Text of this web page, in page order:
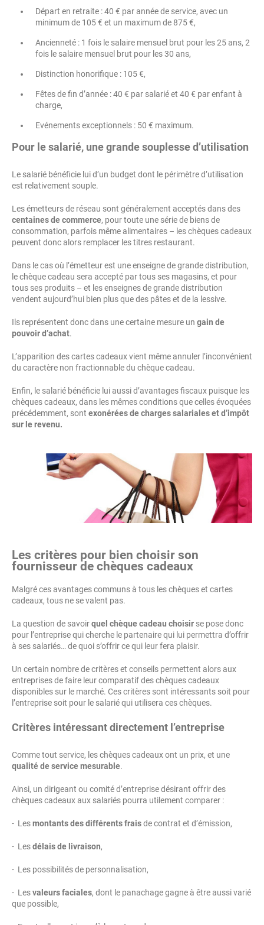
Départ en retraite : 40 € par année de service, avec un
minimum de 105 € et un maximum de 875 €,
Ancienneté : 1 fois le salaire mensuel brut pour les 25 ans, 2
fois le salaire mensuel brut pour les 30 ans,
Distinction honorifique : 105 €,
Fêtes de fin d’année : 40 € par salarié et 40 € par enfant à
charge,
Evénements exceptionnels : 50 € maximum.
Pour le salarié, une grande souplesse d’utilisation
Le salarié bénéficie lui d’un budget dont le périmètre d’utilisation
est relativement souple.
Les émetteurs de réseau sont généralement acceptés dans des
centaines de commerce, pour toute une série de biens de
consommation, parfois même alimentaires – les chèques cadeaux
peuvent donc alors remplacer les titres restaurant.
Dans le cas où l’émetteur est une enseigne de grande distribution,
le chèque cadeau sera accepté par tous ses magasins, et pour
tous ses produits – et les enseignes de grande distribution
vendent aujourd’hui bien plus que des pâtes et de la lessive.
Ils représentent donc dans une certaine mesure un gain de
pouvoir d’achat.
L’apparition des cartes cadeaux vient même annuler l’inconvénient
du caractère non fractionnable du chèque cadeau.
Enfin, le salarié bénéficie lui aussi d’avantages fiscaux puisque les
chèques cadeaux, dans les mêmes conditions que celles évoquées
précédemment, sont exonérées de charges salariales et d’impôt
sur le revenu.
Les critères pour bien choisir son
fournisseur de chèques cadeaux
Malgré ces avantages communs à tous les chèques et cartes
cadeaux, tous ne se valent pas.
La question de savoirquel chèque cadeau choisir se pose donc
pour l’entreprise qui cherche le partenaire qui lui permettra d’offrir
à ses salariés… de quoi s’offrir ce qui leur fera plaisir.
Un certain nombre de critères et conseils permettent alors aux
entreprises de faire leur comparatif des chèques cadeaux
disponibles sur le marché. Ces critères sont intéressants soit pour
l’entreprise soit pour le salarié qui utilisera ces chèques.
Critères intéressant directement l’entreprise
Comme tout service, les chèques cadeaux ont un prix, et une
qualité de service mesurable.
Ainsi, un dirigeant ou comité d’entreprise désirant offrir des
chèques cadeaux aux salariés pourra utilement comparer :
- Lesmontants des différents fraisde contrat et d’émission,
- Lesdélais de livraison,
- Les possibilités de personnalisation,
- Lesvaleurs faciales, dont le panachage gagne à être aussi varié
que possible,